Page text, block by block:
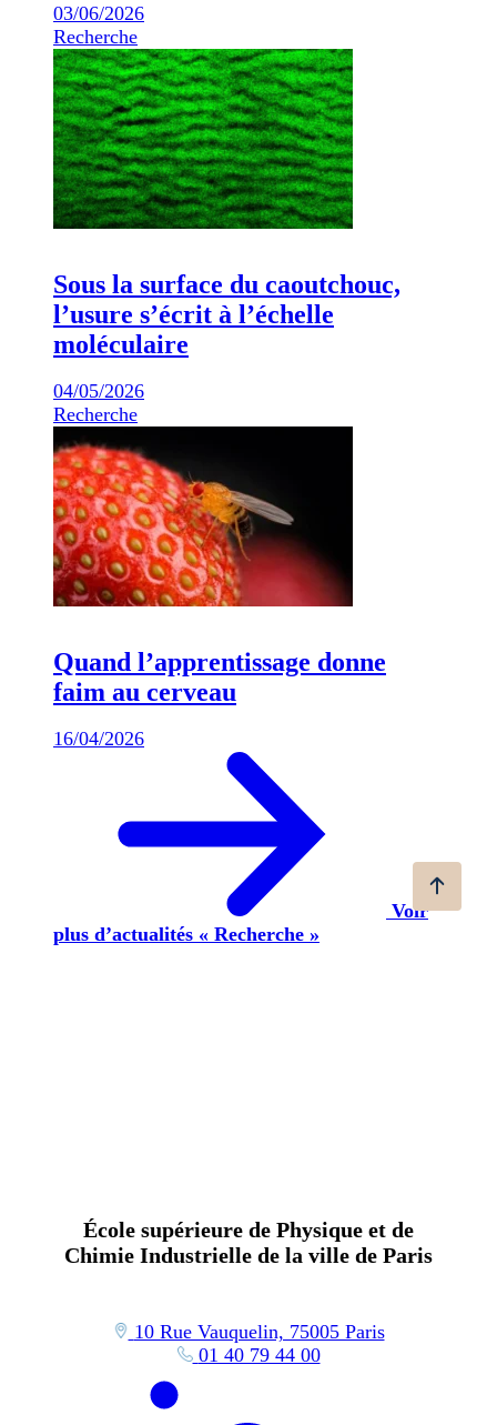
03/06/2026
Recherche
Sous la surface du caoutchouc,
l’usure s’écrit à l’échelle
moléculaire
04/05/2026
Recherche
Quand l’apprentissage donne
faim au cerveau
16/04/2026
Voir
plus d’actualités « Recherche »
École supérieure de Physique et de
Chimie Industrielle de la ville de Paris
10 Rue Vauquelin, 75005 Paris
01 40 79 44 00